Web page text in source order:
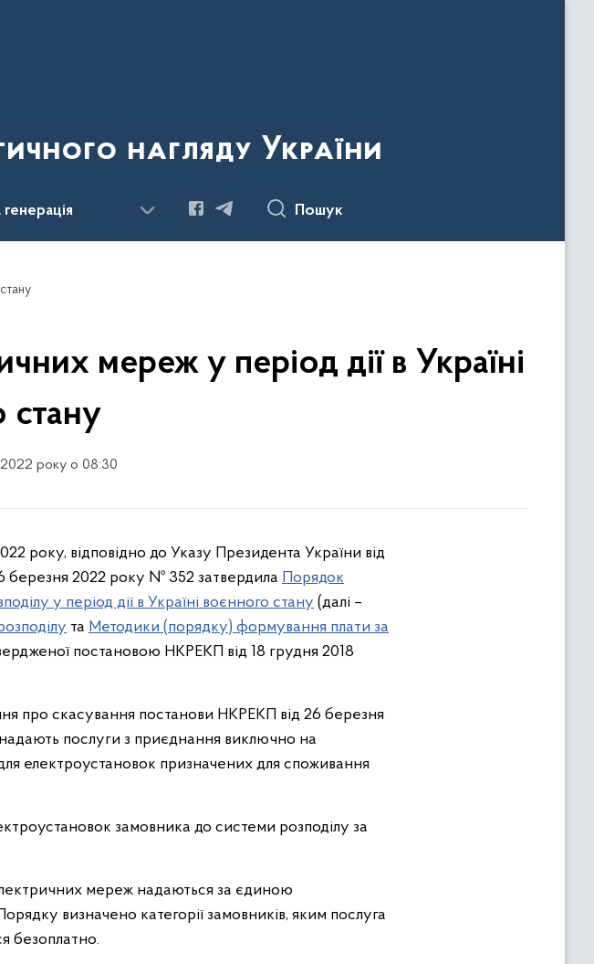
нагляду України
Пошук
мереж у період дії в Україні
стану
2022 року о 08:30
року, відповідно до Указу Президента України від
2022 року № 352 затвердила Порядок
у період дії в Україні воєнного стану (далі –
та Методики (порядку) формування плати за
постановою НКРЕКП від 18 грудня 2018
про скасування постанови НКРЕКП від 26 березня
послуги з приєднання виключно на
електроустановок призначених для споживання
замовника до системи розподілу за
мереж надаються за єдиною
визначено категорії замовників, яким послуга
безоплатно.